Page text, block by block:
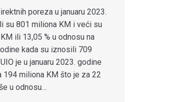
poreza u januaru 2023.
su 801 miliona KM i veći su
ili 13,05 % u odnosu na
kada su iznosili 709
je u januaru 2023. godine
194 miliona KM što je za 22
u odnosu…